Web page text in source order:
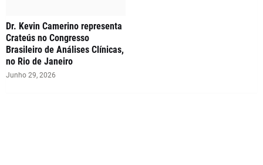
Dr. Kevin Camerino representa
Crateús no Congresso
Brasileiro de Análises Clínicas,
no Rio de Janeiro
Junho 29, 2026